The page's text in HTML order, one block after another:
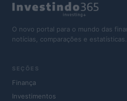
O novo portal para o mundo das
notícias, comparações e estatísticas.
SEÇÕES
Finança
Investimentos